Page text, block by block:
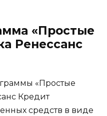
«Простые
Ренессанс
«Простые
Кредит
средств в виде